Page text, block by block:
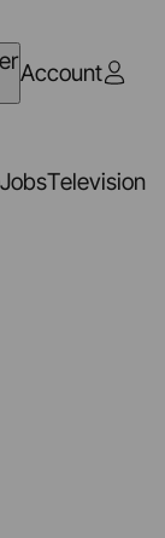
Account
JobsTelevision